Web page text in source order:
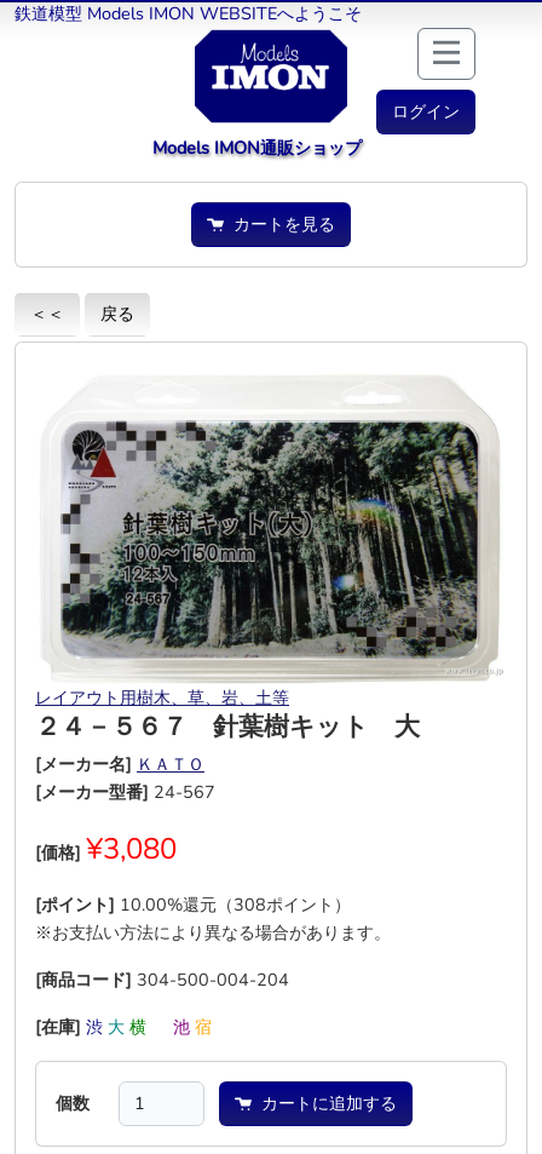
鉄道模型 Models IMON WEBSITEへようこそ
ログイン
Models IMON通販ショップ
カートを見る
＜＜ 戻る
レイアウト用樹木、草、岩、土等
２４－５６７ 針葉樹キット 大
[メーカー名] ＫＡＴＯ
[メーカー型番] 24-567
[価格] ¥3,080
[ポイント] 10.00%還元（308ポイント）
※お支払い方法により異なる場合があります。
[商品コード] 304-500-004-204
[在庫] 渋 大 横 池 宿
個数 カートに追加する